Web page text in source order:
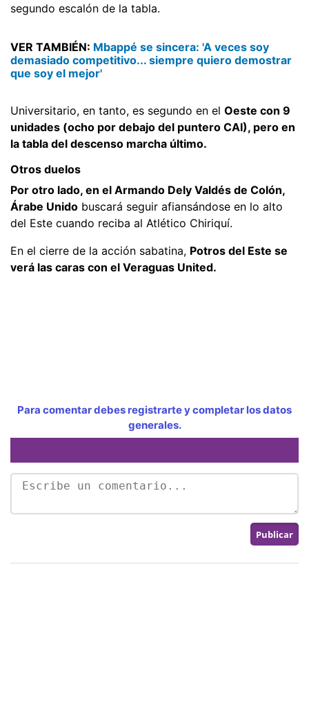
segundo escalón de la tabla.
VER TAMBIÉN: Mbappé se sincera: 'A veces soy
demasiado competitivo... siempre quiero demostrar
que soy el mejor'
Universitario, en tanto, es segundo en el Oeste con 9
unidades (ocho por debajo del puntero CAI), pero en
la tabla del descenso marcha último.
Otros duelos
Por otro lado, en el Armando Dely Valdés de Colón,
Árabe Unido buscará seguir afiansándose en lo alto
del Este cuando reciba al Atlético Chiriquí.
En el cierre de la acción sabatina, Potros del Este se
verá las caras con el Veraguas United.
Para comentar debes registrarte y completar los datos
generales.